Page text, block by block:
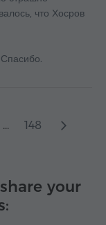
что Хосров
... 148
your